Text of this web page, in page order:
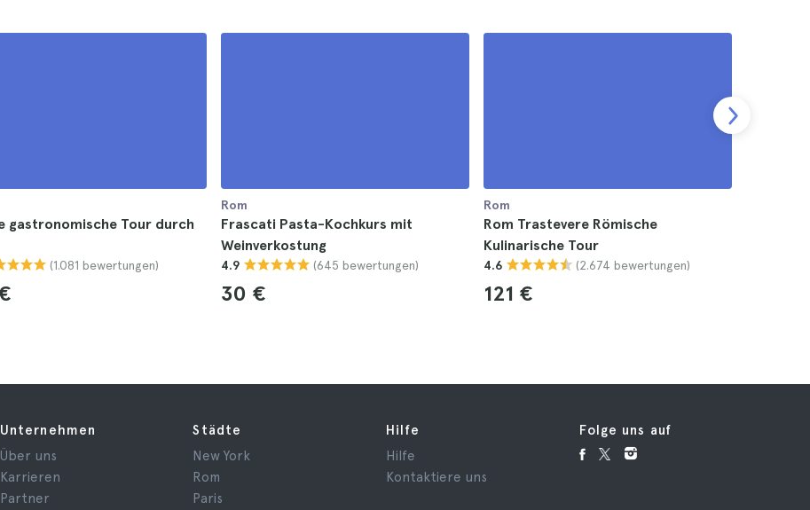
gastronomische Tour durch
(1.081 bewertungen)
Rom
Frascati Pasta-Kochkurs mit
Weinverkostung
4.9 (645 bewertungen)
30 €
Rom
Rom Trastevere Römische
Kulinarische Tour
4.6 (2.674 bewertungen)
121 €
Unternehmen
Über uns
Karrieren
Partner
Städte
New York
Rom
Paris
Hilfe
Hilfe
Kontaktiere uns
Folge uns auf